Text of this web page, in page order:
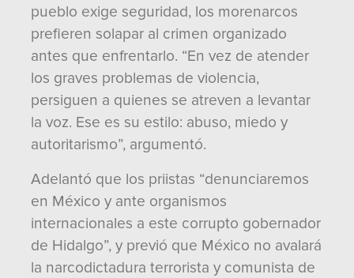
pueblo exige seguridad, los morenarcos
prefieren solapar al crimen organizado
antes que enfrentarlo. “En vez de atender
los graves problemas de violencia,
persiguen a quienes se atreven a levantar
la voz. Ese es su estilo: abuso, miedo y
autoritarismo”, argumentó.
Adelantó que los priistas “denunciaremos
en México y ante organismos
internacionales a este corrupto gobernador
de Hidalgo”, y previó que México no avalará
la narcodictadura terrorista y comunista de